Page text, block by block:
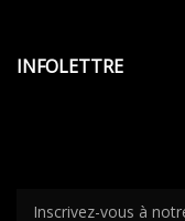
INFOLETTRE